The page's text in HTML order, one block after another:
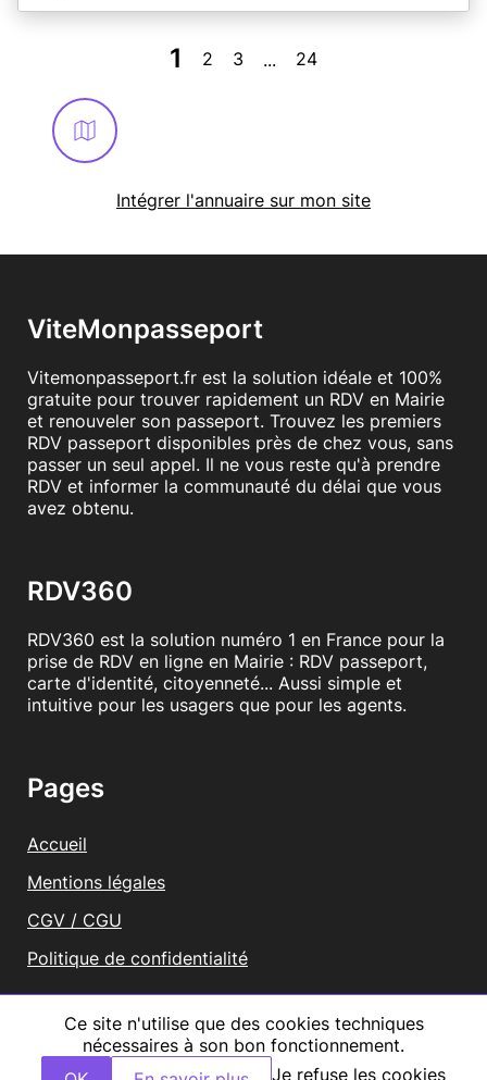
1 2 3 ... 24
Intégrer l'annuaire sur mon site
Ce site n'utilise que des cookies techniques
nécessaires à son bon fonctionnement.
Je refuse les cookies
ViteMonpasseport
Vitemonpasseport.fr est la solution idéale et 100%
gratuite pour trouver rapidement un RDV en Mairie
et renouveler son passeport. Trouvez les premiers
RDV passeport disponibles près de chez vous, sans
passer un seul appel. Il ne vous reste qu'à prendre
RDV et informer la communauté du délai que vous
avez obtenu.
RDV360
RDV360 est la solution numéro 1 en France pour la
prise de RDV en ligne en Mairie : RDV passeport,
carte d'identité, citoyenneté... Aussi simple et
intuitive pour les usagers que pour les agents.
Pages
Accueil
Mentions légales
CGV / CGU
Politique de confidentialité
Vous représentez une mairie ?
Tous droits réservés RDV360